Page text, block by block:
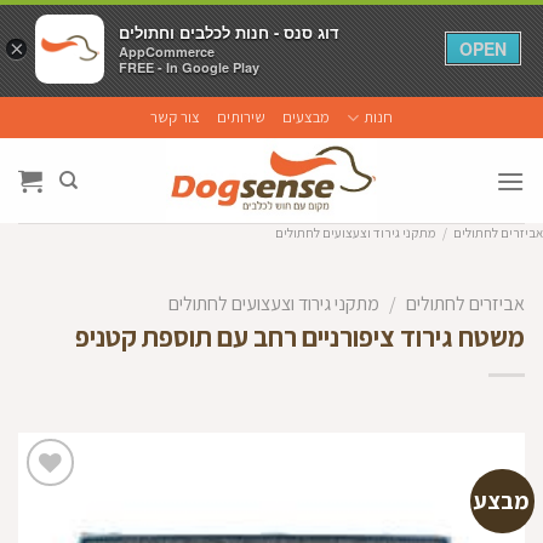
to
content
חנות מבצעים שירותים צור קשר
אביזרים לחתולים / מתקני גירוד וצעצועים לחתולים
אביזרים לחתולים / מתקני גירוד וצעצועים לחתולים
משטח גירוד ציפורניים רחב עם תוספת קטניפ
מבצע
×
דוג סנס - חנות לכלבים וחתולים
AppCommerce
FREE - In Google Play
OPEN
×
דוג סנס - חנות לכלבים וחתולים
AppCommerce
FREE - In Google Play
OPEN